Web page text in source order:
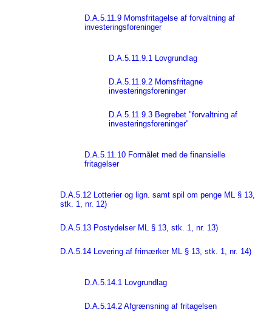
D.A.5.11.9 Momsfritagelse af forvaltning af
investeringsforeninger
D.A.5.11.9.1 Lovgrundlag
D.A.5.11.9.2 Momsfritagne
investeringsforeninger
D.A.5.11.9.3 Begrebet "forvaltning af
investeringsforeninger"
D.A.5.11.10 Formålet med de finansielle
fritagelser
D.A.5.12 Lotterier og lign. samt spil om penge ML § 13,
stk. 1, nr. 12)
D.A.5.13 Postydelser ML § 13, stk. 1, nr. 13)
D.A.5.14 Levering af frimærker ML § 13, stk. 1, nr. 14)
D.A.5.14.1 Lovgrundlag
D.A.5.14.2 Afgrænsning af fritagelsen